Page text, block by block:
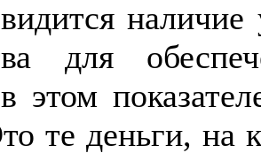
для
этом
те деньги, на